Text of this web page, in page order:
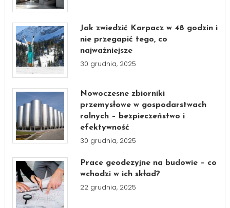
Jak zwiedzić Karpacz w 48 godzin i
nie przegapić tego, co
najważniejsze
30 grudnia, 2025
Nowoczesne zbiorniki
przemysłowe w gospodarstwach
rolnych – bezpieczeństwo i
efektywność
30 grudnia, 2025
Prace geodezyjne na budowie – co
wchodzi w ich skład?
22 grudnia, 2025